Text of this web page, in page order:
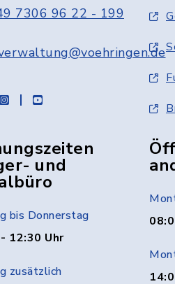
7306 96 22 - 199
instagramyoutube
und
bis Donnerstag
12:30 Uhr
zusätzlich